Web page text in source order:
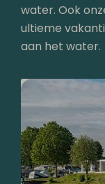
water. Ook
ultieme
aan het water.